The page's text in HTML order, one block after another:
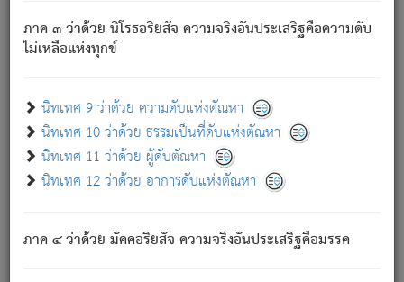
ภาค ๓ ว่าด้วย นิโรธอริยสัจ ความจริงอันประเสริฐคือความดับ
ไม่เหลือแห่งทุกข์
นิทเทศ 9 ว่าด้วย ความดับแห่งตัณหา
นิทเทศ 10 ว่าด้วย ธรรมเป็นที่ดับแห่งตัณหา
นิทเทศ 11 ว่าด้วย ผู้ดับตัณหา
นิทเทศ 12 ว่าด้วย อาการดับแห่งตัณหา
ภาค ๔ ว่าด้วย มัคคอริยสัจ ความจริงอันประเสริฐคือมรรค
ภิกษุนั้น เป็นผู้ครอบงำมารได้แล้ว ชนะสงครามแล้ว ก้าวล่วง
ภพทั้งหลายทั้งปวงได้แล้ว เป็นผู้คงที่ (คือไม่เปลี่ยนแปลงอีกต่อ
- อุ.ขุ. ๒๕/๑๒๑/๘๔.
(ข้อความนี้ เป็นพระพุทธอุทานที่ทรงเปล่งออก ที่โคนต้นโพธิ์
เป็นที่ตรัสรู้ เมื่อตรัสรู้แล้วได้ 7 วัน)